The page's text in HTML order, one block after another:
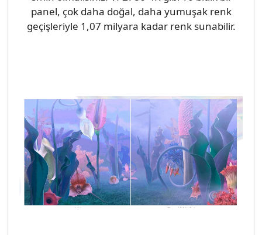
panel, çok daha doğal, daha yumuşak renk
geçişleriyle 1,07 milyara kadar renk sunabilir.